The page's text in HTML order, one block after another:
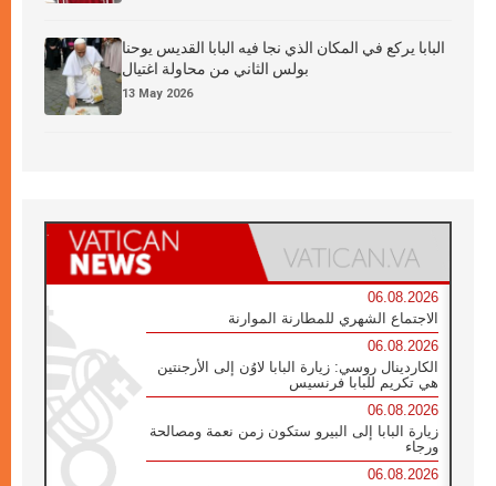
البابا يركع في المكان الذي نجا فيه البابا القديس يوحنا
بولس الثاني من محاولة اغتيال
13 May 2026
06.08.2026
الاجتماع الشهري للمطارنة الموارنة
06.08.2026
الكاردينال روسي: زيارة البابا لاوُن إلى الأرجنتين
هي تكريم للبابا فرنسيس
06.08.2026
زيارة البابا إلى البيرو ستكون زمن نعمة ومصالحة
ورجاء
06.08.2026